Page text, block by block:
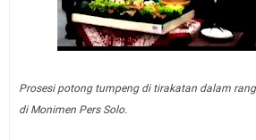
Prosesi potong tumpeng di tirakatan dalam
di Monimen Pers Solo.